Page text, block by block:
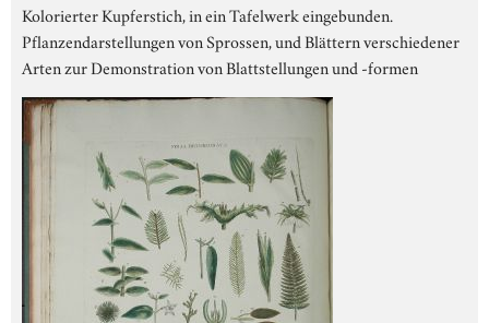
Kolorierter Kupferstich, in ein Tafelwerk eingebunden.
Pflanzendarstellungen von Sprossen, und Blättern verschiedener
Arten zur Demonstration von Blattstellungen und -formen